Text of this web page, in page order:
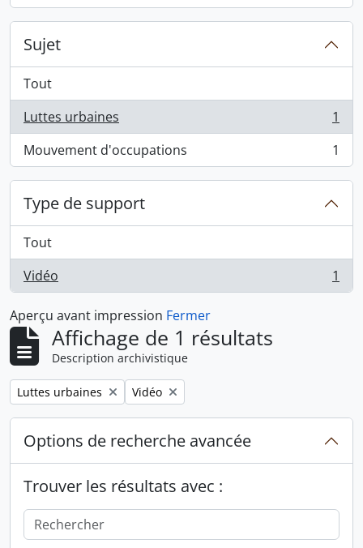
Sujet
Tout
Luttes urbaines
, 1 résultats
1
Mouvement d'occupations
, 1 résultats 1
Type de support
Tout
Vidéo
, 1 résultats 1
Aperçu avant impression Fermer
Affichage de 1 résultats
Description archivistique
Remove filter:
Luttes urbaines Remove filter:
Vidéo
Options de recherche avancée
Trouver les résultats avec :